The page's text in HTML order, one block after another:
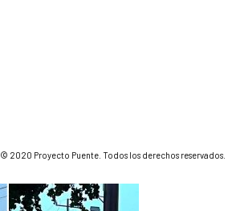
© 2020 Proyecto Puente. Todos los derechos reservados.